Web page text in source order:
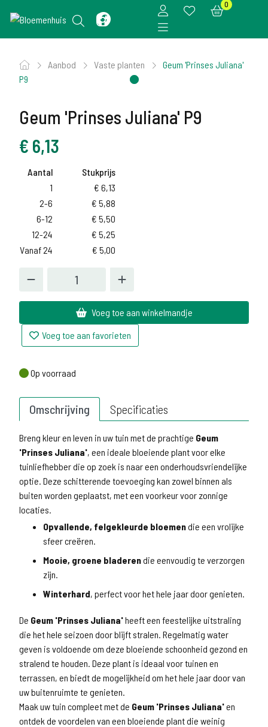
0
Aanbod Vaste planten
Geum 'Prinses Juliana'
P9
Geum 'Prinses Juliana' P9
€ 6,13
Aantal
Stukprijs
1
€ 6,13
2-6
€ 5,88
6-12
€ 5,50
12-24
€ 5,25
Vanaf 24
€ 5,00
Voeg toe aan winkelmandje
Voeg toe aan favorieten
Op voorraad
Op voorraad
Omschrijving Specificaties
Breng kleur en leven in uw tuin met de prachtige Geum
'Prinses Juliana', een ideale bloeiende plant voor elke
tuinliefhebber die op zoek is naar een onderhoudsvriendelijke
optie. Deze schitterende toevoeging kan zowel binnen als
buiten worden geplaatst, met een voorkeur voor zonnige
locaties.
Opvallende, felgekleurde bloemendie een vrolijke
sfeer creëren.
Mooie, groene bladerendie eenvoudig te verzorgen
zijn.
Winterhard, perfect voor het hele jaar door genieten.
De Geum 'Prinses Juliana'heeft een feestelijke uitstraling
die het hele seizoen door blijft stralen. Regelmatig water
geven is voldoende om deze bloeiende schoonheid gezond en
stralend te houden. Deze plant is ideaal voor tuinen en
terrassen, en biedt de mogelijkheid om het hele jaar door van
uw buitenruimte te genieten.
Maak uw tuin compleet met de Geum 'Prinses Juliana'en
ontdek de voordelen van een bloeiende plant die weinig